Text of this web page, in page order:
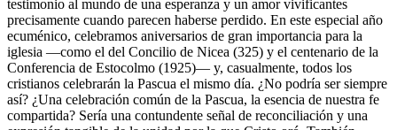
testimonio al mundo de una esperanza y un amor vivificantes
precisamente cuando parecen haberse perdido. En este especial año
ecuménico, celebramos aniversarios de gran importancia para la
iglesia —como el del Concilio de Nicea (325) y el centenario de la
Conferencia de Estocolmo (1925)— y, casualmente, todos los
cristianos celebrarán la Pascua el mismo día. ¿No podría ser siempre
así? ¿Una celebración común de la Pascua, la esencia de nuestra fe
compartida? Sería una contundente señal de reconciliación y una